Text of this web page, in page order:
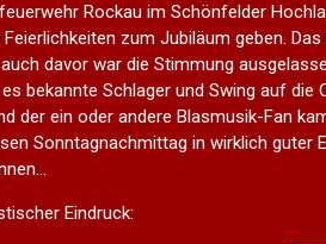
Rockau im Schönfelder
Feierlichkeiten zum Jubiläum geben.
davor war die Stimmung
bekannte Schlager und Swing auf
der ein oder andere Blasmusik-Fan
Sonntagnachmittag in wirklich guter
Eindruck: